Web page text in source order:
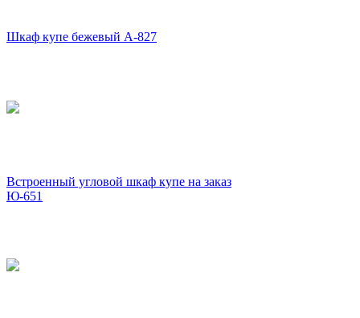
Шкаф купе бежевый А-827
Встроенный угловой шкаф купе на заказ
Ю-651